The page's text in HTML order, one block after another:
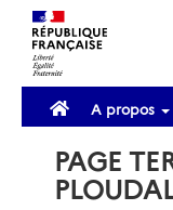
A propos
PAGE